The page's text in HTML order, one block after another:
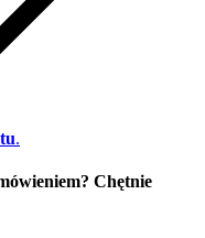
.
Chętnie